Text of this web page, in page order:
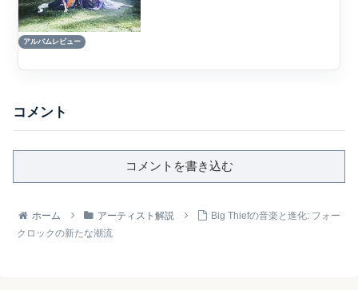
アルバムレビュー
コメント
コメントを書き込む
ホーム アーティスト解説
Big Thiefの音楽と進化: フォー
クロックの新たな潮流